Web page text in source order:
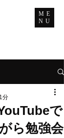
ME
NU
で
ら勉強会
分